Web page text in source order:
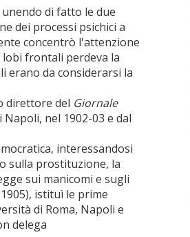
di fatto le due
dei processi psichici a
concentrò l'attenzione
frontali perdeva la
erano da considerarsi la
direttore del Giornale
nel 1902-03 e dal
interessandosi
sulla prostituzione, la
sui manicomi e sugli
istituì le prime
di Roma, Napoli e
delega